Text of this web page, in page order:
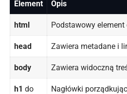
Element Opis
html Podstawowy element
head Zawiera metadane i
body Zawiera widoczną
h1 do
Nagłówki